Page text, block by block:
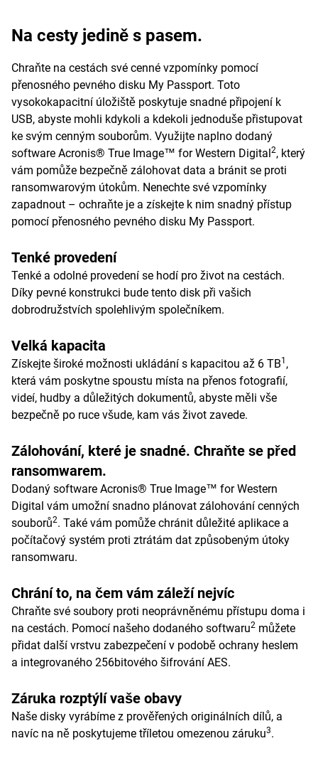
Na cesty jedině s pasem.
Chraňte na cestách své cenné vzpomínky pomocí
přenosného pevného disku My Passport. Toto
vysokokapacitní úložiště poskytuje snadné připojení k
USB, abyste mohli kdykoli a kdekoli jednoduše přistupovat
ke svým cenným souborům. Využijte naplno dodaný
software Acronis® True Image™ for Western Digital2, který
vám pomůže bezpečně zálohovat data a bránit se proti
ransomwarovým útokům. Nenechte své vzpomínky
zapadnout – ochraňte je a získejte k nim snadný přístup
pomocí přenosného pevného disku My Passport.
Tenké provedení
Tenké a odolné provedení se hodí pro život na cestách.
Díky pevné konstrukci bude tento disk při vašich
dobrodružstvích spolehlivým společníkem.
Velká kapacita
Získejte široké možnosti ukládání s kapacitou až 6 TB1 ,
která vám poskytne spoustu místa na přenos fotografií,
videí, hudby a důležitých dokumentů, abyste měli vše
bezpečně po ruce všude, kam vás život zavede.
Zálohování, které je snadné. Chraňte se před
ransomwarem.
Dodaný software Acronis® True Image™ for Western
Digital vám umožní snadno plánovat zálohování cenných
souborů2. Také vám pomůže chránit důležité aplikace a
počítačový systém proti ztrátám dat způsobeným útoky
ransomwaru.
Chrání to, na čem vám záleží nejvíc
Chraňte své soubory proti neoprávněnému přístupu doma i
na cestách. Pomocí našeho dodaného softwaru2 můžete
přidat další vrstvu zabezpečení v podobě ochrany heslem
a integrovaného 256bitového šifrování AES.
Záruka rozptýlí vaše obavy
Naše disky vyrábíme z prověřených originálních dílů, a
navíc na ně poskytujeme tříletou omezenou záruku3.